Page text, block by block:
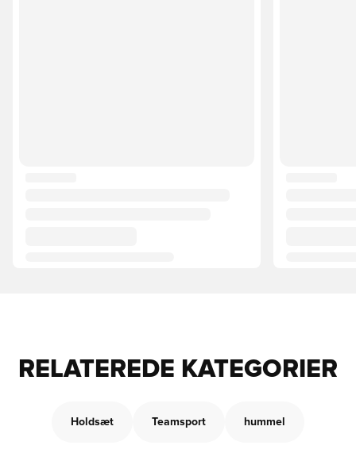
RELATEREDE KATEGORIER
Holdsæt Teamsport hummel